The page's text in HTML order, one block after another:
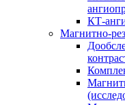
КТ-
Магнитно-